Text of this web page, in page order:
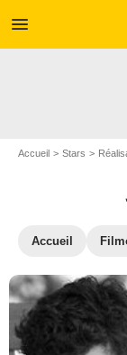
menu
Accueil Stars
Accueil